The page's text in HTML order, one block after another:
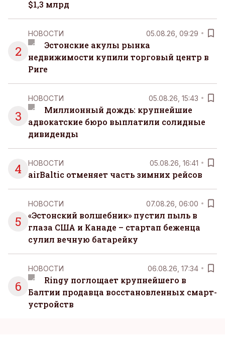
$1,3 млрд
2
НОВОСТИ 05.08.26, 09:29
Эстонские акулы рынка
недвижимости купили торговый центр в
Риге
3
НОВОСТИ 05.08.26, 15:43
Миллионный дождь: крупнейшие
адвокатские бюро выплатили солидные
дивиденды
4 НОВОСТИ 05.08.26, 16:41
airBaltic отменяет часть зимних рейсов
5
НОВОСТИ 07.08.26, 06:00
«Эстонский волшебник» пустил пыль в
глаза США и Канаде – стартап беженца
сулил вечную батарейку
6
НОВОСТИ 06.08.26, 17:34
Ringy поглощает крупнейшего в
Балтии продавца восстановленных смарт-
устройств